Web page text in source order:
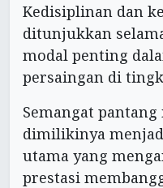
Kedisiplinan dan
ditunjukkan
modal penting
persaingan di
Semangat
dimilikinya
utama yang
prestasi